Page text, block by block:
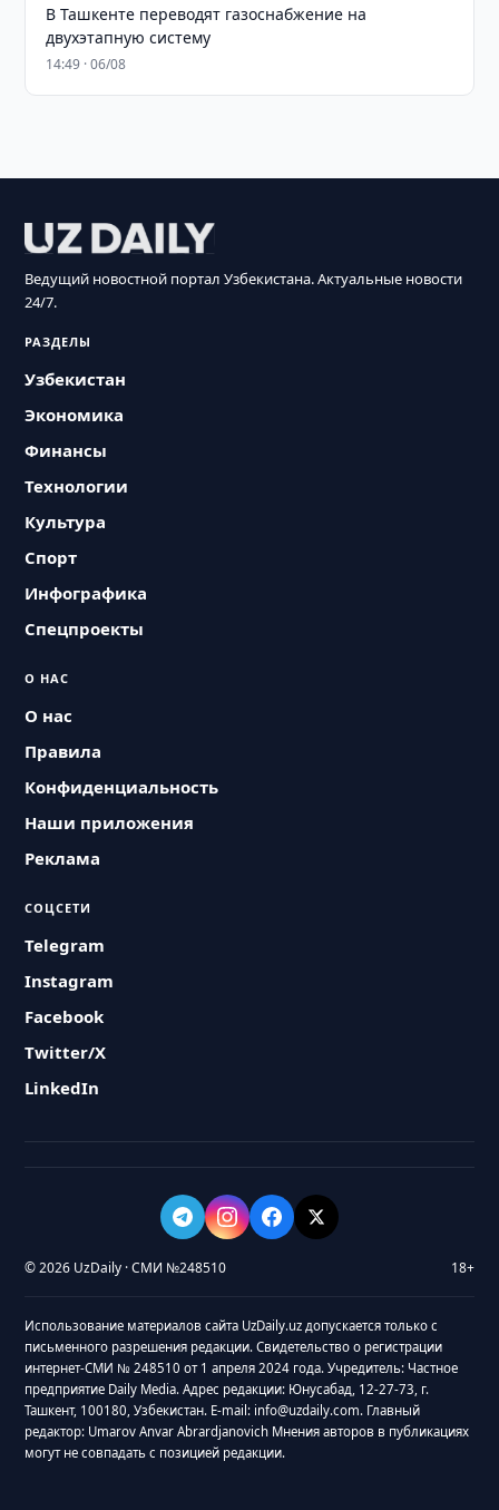
В Ташкенте переводят газоснабжение на
двухэтапную систему
14:49 · 06/08
Ведущий новостной портал Узбекистана. Актуальные новости
24/7.
РАЗДЕЛЫ
Узбекистан
Экономика
Финансы
Технологии
Культура
Спорт
Инфографика
Спецпроекты
О НАС
О нас
Правила
Конфиденциальность
Наши приложения
Реклама
СОЦСЕТИ
Telegram
Instagram
Facebook
Twitter/X
LinkedIn
© 2026 UzDaily · СМИ №248510 18+
Использование материалов сайта UzDaily.uz допускается только с
письменного разрешения редакции. Свидетельство о регистрации
интернет-СМИ № 248510 от 1 апреля 2024 года. Учредитель: Частное
предприятие Daily Media. Адрес редакции: Юнусабад, 12-27-73, г.
Ташкент, 100180, Узбекистан. E-mail: info@uzdaily.com. Главный
редактор: Umarov Anvar Abrardjanovich Мнения авторов в публикациях
могут не совпадать с позицией редакции.